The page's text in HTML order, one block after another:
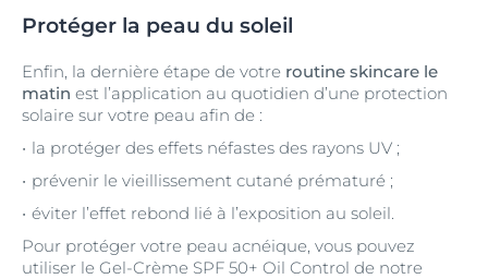
Protéger la peau du soleil
Enfin, la dernière étape de votre routine skincare le
matin est l’application au quotidien d’une protection
solaire sur votre peau afin de :
la protéger des effets néfastes des rayons UV ;
prévenir le vieillissement cutané prématuré ;
éviter l’effet rebond lié à l’exposition au soleil.
Pour protéger votre peau acnéique, vous pouvez
utiliser le Gel-Crème SPF 50+ Oil Control de notre